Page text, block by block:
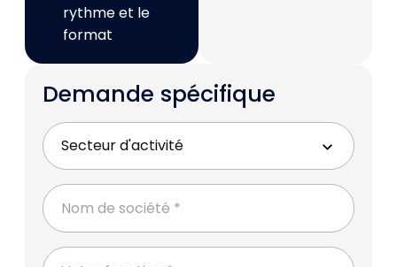
rythme et le
format
Demande spécifique